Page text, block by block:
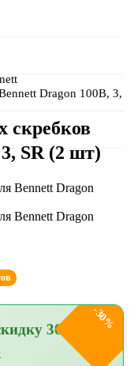
Dragon 100B, 3,
скребков
SR (2 шт)
-30%
30%!